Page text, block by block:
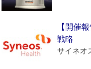
【開催
戦略
サイネオ